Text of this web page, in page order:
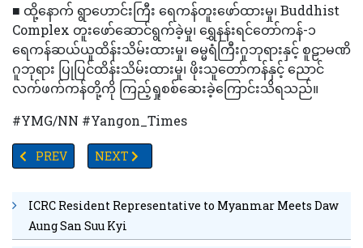
■ ထို့နောက် ရွာဟောင်းကြီး ရေကန်တူးဖော်ထားမှု၊ Buddhist
Complex တူးဖော်ဆောင်ရွက်ခဲ့မှု၊ ရွှေနန်းရင်တော်ကန်-၁
ရေကန်ဆယ်ယူထိန်းသိမ်းထားမှု၊ ဓမ္မရံကြီးဂူဘုရားနှင့် စူဠာမဏိ
ဂူဘုရား ပြုပြင်ထိန်းသိမ်းထားမှု၊ ဖိုးသူတော်ကန်နှင့် ညောင်
လက်ဖက်ကန်တို့ကို ကြည့်ရှုစစ်ဆေးခဲ့ကြောင်းသိရသည်။
#YMG/NN #Yangon_Times
PREVIOUS ARTICLE: စက်သုံးဆီသင်္ဘော(၁၀)စီးရောက်ရှိရန်ရှိပြီ
PREV NEXT ARTICLE: ကမ္ဘာလှည့်ယဉ်ကျေးမှုအနုပညာပြပွဲဖ
NEXT
ICRC Resident Representative to Myanmar Meets Daw
Aung San Suu Kyi